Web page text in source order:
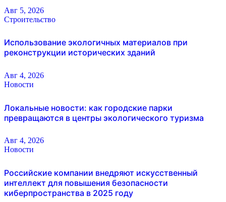
Авг 5, 2026
Строительство
Использование экологичных материалов при
реконструкции исторических зданий
Авг 4, 2026
Новости
Локальные новости: как городские парки
превращаются в центры экологического туризма
Авг 4, 2026
Новости
Российские компании внедряют искусственный
интеллект для повышения безопасности
киберпространства в 2025 году